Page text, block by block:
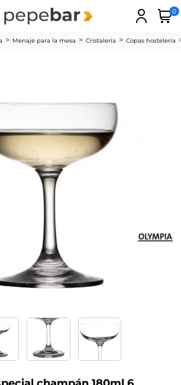
0
Menaje para la mesa Cristalería Copas hostelería